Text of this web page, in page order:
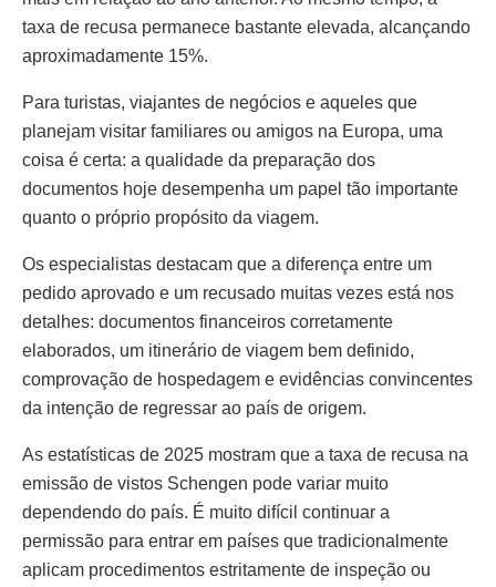
taxa de recusa permanece bastante elevada, alcançando
aproximadamente 15%.
Para turistas, viajantes de negócios e aqueles que
planejam visitar familiares ou amigos na Europa, uma
coisa é certa: a qualidade da preparação dos
documentos hoje desempenha um papel tão importante
quanto o próprio propósito da viagem.
Os especialistas destacam que a diferença entre um
pedido aprovado e um recusado muitas vezes está nos
detalhes: documentos financeiros corretamente
elaborados, um itinerário de viagem bem definido,
comprovação de hospedagem e evidências convincentes
da intenção de regressar ao país de origem.
As estatísticas de 2025 mostram que a taxa de recusa na
emissão de vistos Schengen pode variar muito
dependendo do país. É muito difícil continuar a
permissão para entrar em países que tradicionalmente
aplicam procedimentos estritamente de inspeção ou